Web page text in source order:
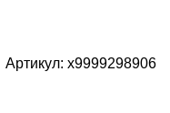
Артикул: х9999298906